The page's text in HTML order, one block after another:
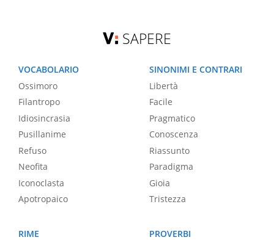
SAPERE
VOCABOLARIO
Ossimoro
Filantropo
Idiosincrasia
Pusillanime
Refuso
Neofita
Iconoclasta
Apotropaico
SINONIMI E CONTRARI
Libertà
Facile
Pragmatico
Conoscenza
Riassunto
Paradigma
Gioia
Tristezza
RIME
PROVERBI